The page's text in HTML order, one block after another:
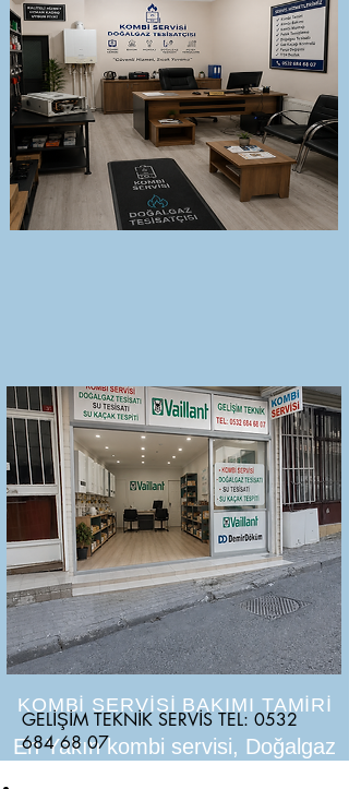
KOMBİ SERVİSİ BAKIMI TAMİRİ
En Yakın kombi servisi, Doğalgaz
GELİŞİM TEKNİK SERVİS TEL: 0532
684 68 07